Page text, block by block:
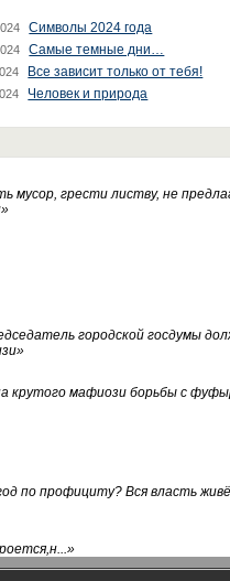
Символы 2024 года
Самые темные дни…
Все зависит только от тебя!
Человек и природа
мусор, грести листву, не
»
городской госдумы
»
крутого мафиози борьбы с
по профициту? Вся власть
»